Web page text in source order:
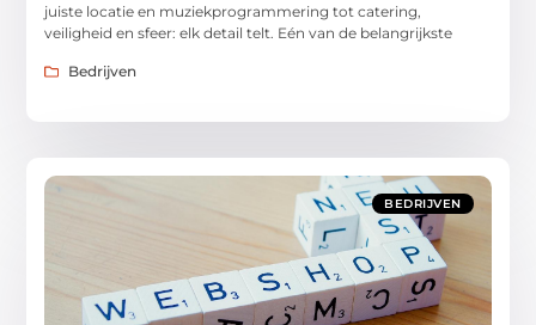
juiste locatie en muziekprogrammering tot catering,
veiligheid en sfeer: elk detail telt. Eén van de belangrijkste
Bedrijven
BEDRIJVEN